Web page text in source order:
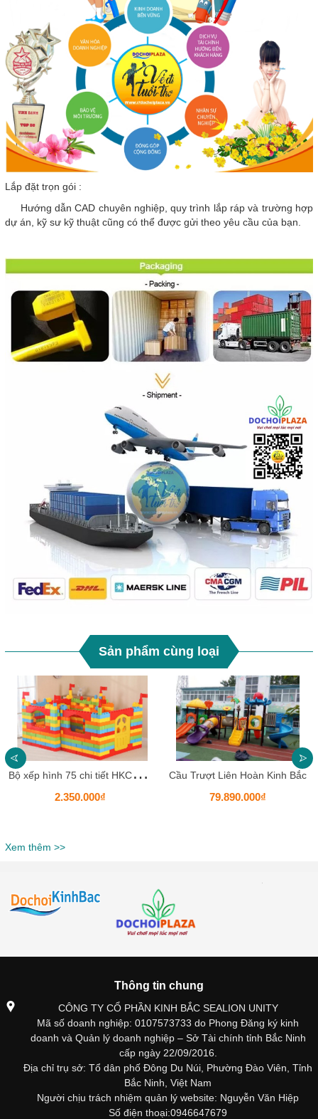
Lắp đặt trọn gói :
Hướng dẫn CAD chuyên nghiệp, quy trình lắp ráp và trường hợp
dự án, kỹ sư kỹ thuật cũng có thể được gửi theo yêu cầu của bạn.
Sản phẩm cùng loại
B
ộ xếp hình 75 chi tiết HKCXH15
2.350.000₫
Cầu Trượt Liên Hoàn Kinh Bắc
79.890.000₫
Xem thêm >>
Thông tin chung
CÔNG TY CỔ PHẦN KINH BẮC SEALION UNITY
Mã số doanh nghiệp: 0107573733 do Phong Đăng ký kinh
doanh và Quản lý doanh nghiệp – Sở Tài chính tỉnh Bắc Ninh
cấp ngày 22/09/2016.
Địa chỉ trụ sở: Tổ dân phố Đông Du Núi, Phường Đào Viên, Tỉnh
Bắc Ninh, Việt Nam
Người chịu trách nhiệm quản lý website: Nguyễn Văn Hiệp
Số điện thoại:0946647679